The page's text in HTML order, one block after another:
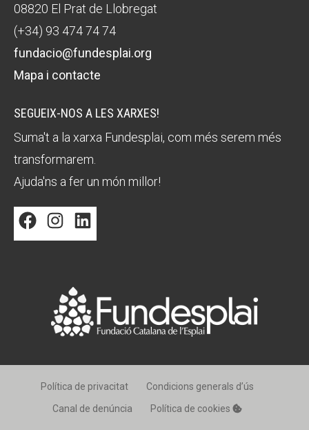
08820 El Prat de Llobregat
(+34) 93 474 74 74
fundacio@fundesplai.org
Mapa i contacte
SEGUEIX-NOS A LES XARXES!
Suma't a la xarxa Fundesplai, com més serem més
transformarem.
Ajuda'ns a fer un món millor!
FacebookInstagram
Política de privacitat
Condicions generals d’ús
Canal de denúncia
Política de cookies